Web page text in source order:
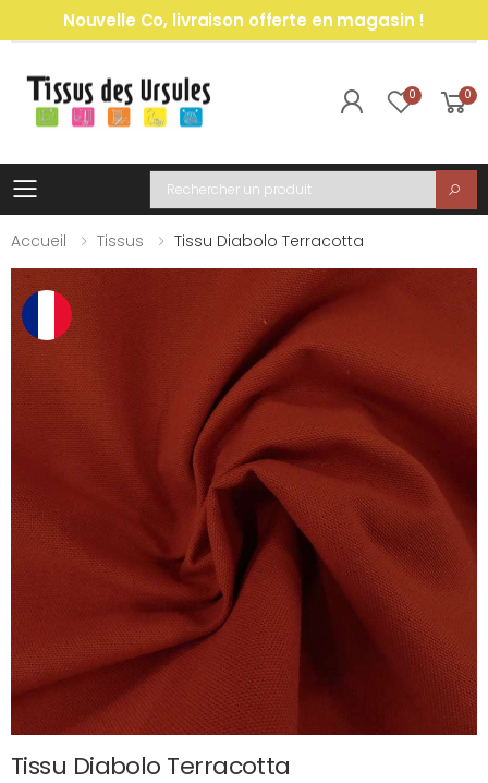
Nouvelle Co, livraison offerte en magasin !
0 0
Toggle mobile menu
Recherche
Accueil
Tissus Tissu Diabolo Terracotta
Tissu Diabolo Terracotta